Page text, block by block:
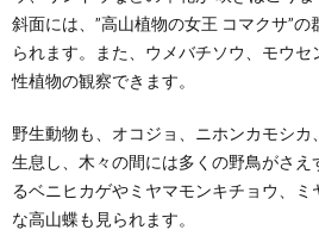
斜面には、”高山植物の女王 コマクサ”
られます。また、ウメバチソウ、モウ
性植物の観察できます。
野生動物も、オコジョ、ニホンカモシ
生息し、木々の間には多くの野鳥がさえ
るベニヒカゲやミヤマモンキチョウ、
な高山蝶も見られます。